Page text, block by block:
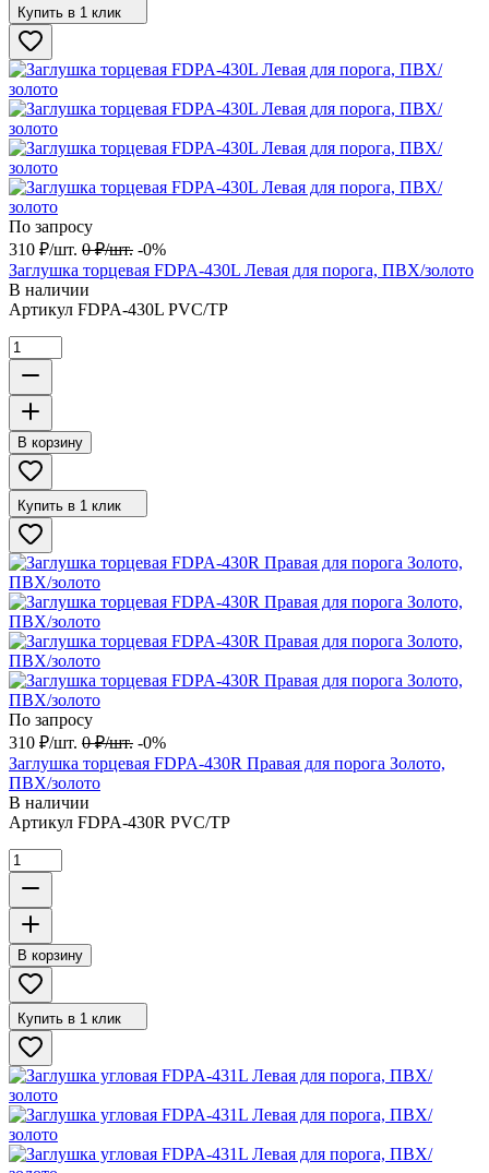
Купить в 1 клик
По запросу
310 ₽/шт. 0 ₽/шт. -0%
Заглушка торцевая FDPA-430L Левая для порога, ПВХ/золото
В наличии
Артикул FDPA-430L PVC/TP
В корзину
Купить в 1 клик
По запросу
310 ₽/шт. 0 ₽/шт. -0%
Заглушка торцевая FDPA-430R Правая для порога Золото,
ПВХ/золото
В наличии
Артикул FDPA-430R PVC/TP
В корзину
Купить в 1 клик